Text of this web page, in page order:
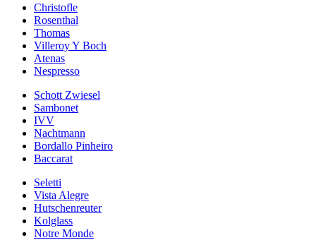
Christofle
Rosenthal
Thomas
Villeroy Y Boch
Atenas
Nespresso
Schott Zwiesel
Sambonet
IVV
Nachtmann
Bordallo Pinheiro
Baccarat
Seletti
Vista Alegre
Hutschenreuter
Kolglass
Notre Monde